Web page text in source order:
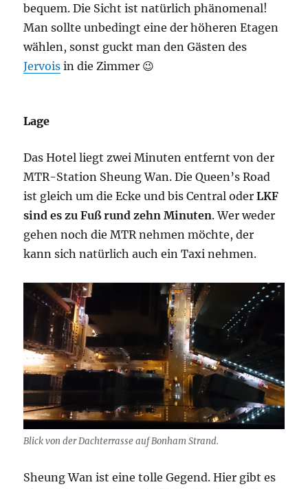
bequem. Die Sicht ist natürlich phänomenal!
Man sollte unbedingt eine der höheren Etagen
wählen, sonst guckt man den Gästen des
Jervois in die Zimmer 😉
Lage
Das Hotel liegt zwei Minuten entfernt von der
MTR-Station Sheung Wan. Die Queen’s Road
ist gleich um die Ecke und bis Central oderLKF
sind es zu Fuß rund zehn Minuten. Wer weder
gehen noch die MTR nehmen möchte, der
kann sich natürlich auch ein Taxi nehmen.
Blick von der Dachterrasse auf Bonham Strand.
Sheung Wan ist eine tolle Gegend. Hier gibt es